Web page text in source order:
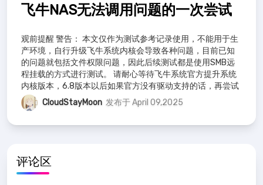
飞牛NAS无法调用问题的一次尝试
观前提醒 警告： 本文仅作为测试参考记录使用，不能用于生
产环境，自行升级飞牛系统内核会导致各种问题，目前已知
的问题就包括文件权限问题，因此后续测试都是使用SMB远
程挂载的方式进行测试。 请耐心等待飞牛系统官方提升系统
内核版本，6.8版本以后如果官方没有驱动支持的话，再尝试
自行安装驱动。 再次提醒！！
CloudStayMoon 发布于 April 09,2025
评论区